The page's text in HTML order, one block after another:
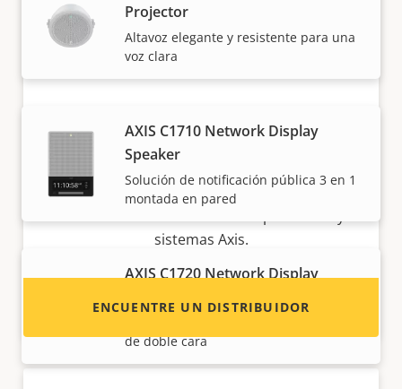
Projector
Altavoz elegante y resistente para una
voz clara
AXIS C1710 Network Display
Speaker
Solución de notificación pública 3 en 1
montada en pared
AXIS C1720 Network Display
de doble cara
¿Quiere vender productos Axis?
¿Está interesado en convertirse en
revendedor? Encuentre información de
sistemas Axis.
ENCUENTRE UN DISTRIBUIDOR